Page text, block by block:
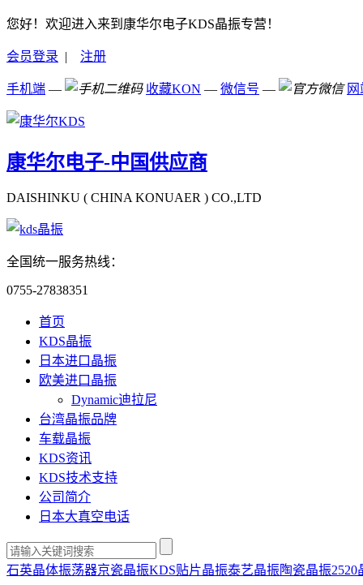
您好！欢迎进入来到康华尔电子KDS晶振专营！
会员登录 | 注册
手机端 — 收藏KON — 微信号 —
康华尔电子-中国供应商
DAISHINKU ( CHINA KONUAER ) CO.,LTD
全国统一服务热线：
0755-27838351
首页
KDS晶振
日本进口晶振
欧美进口晶振
Dynamic迪拉尼
台湾晶振品牌
车载晶振
KDS资讯
KDS技术支持
公司简介
日本大真空电话
石英晶体振荡器京瓷晶振KDS贴片晶振泰艺晶振陶瓷晶振2520